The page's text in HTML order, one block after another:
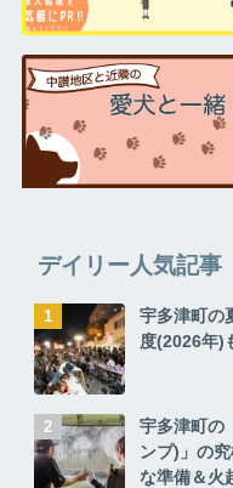
デイリー人気記事
宇多津町の
度(2026年)
宇多津町の
ンプ)」の
な準備＆火